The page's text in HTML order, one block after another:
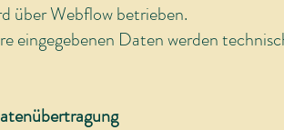
über Webflow betrieben.
eingegebenen Daten werden